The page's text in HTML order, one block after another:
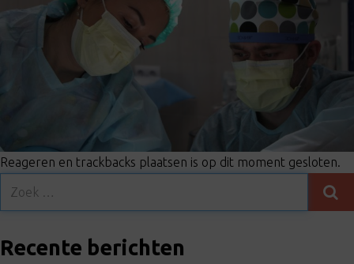
Reageren en trackbacks plaatsen is op dit moment gesloten.
Recente berichten